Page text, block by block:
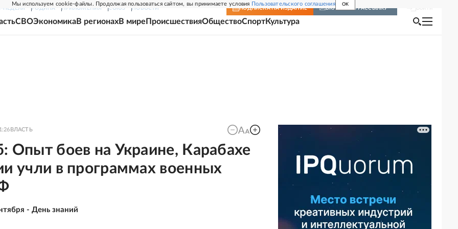
Мы используем cookie-файлы. Продолжая пользоваться сайтом, вы принимаете условия Пользовательского соглашения OK
НЕДЕЛЯ РОДИНА ПРИЛОЖЕНИЯ СОЮЗ НОВОСТИ ПОДПИСКА НА ИЗДАНИЕ ВКЛЮЧИТЬ РАССЫЛКУ
СВОЭкономикаВ регионахВ мире ПроисшествияОбществоСпортКультура
ВЛАСТЬ
Опыт боев на Украине, Карабахе
учли в программах военных
- День знаний